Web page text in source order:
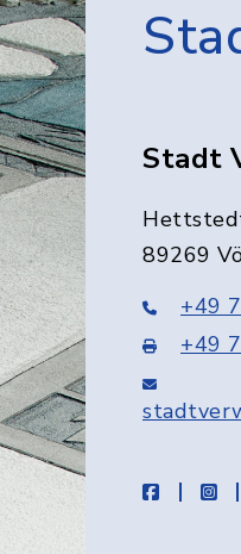
Stadt
89269
+49
+49
facebook